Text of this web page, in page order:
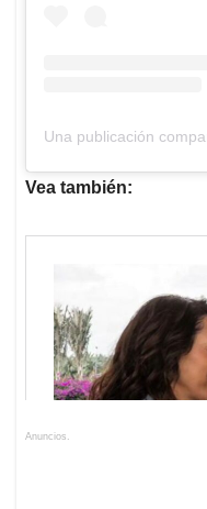
Una publicación
Vea también:
Anuncios.